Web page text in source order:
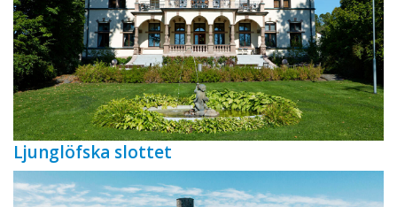
Ljunglöfska slottet